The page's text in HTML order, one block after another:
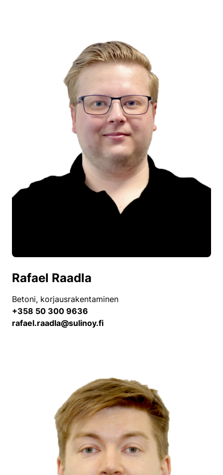
Rafael Raadla
Betoni, korjausrakentaminen
+358 50 300 9636
rafael.raadla@sulinoy.fi